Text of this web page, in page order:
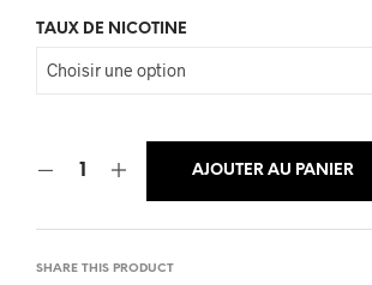
TAUX DE NICOTINE
AJOUTER AU PANIER
SHARE THIS PRODUCT